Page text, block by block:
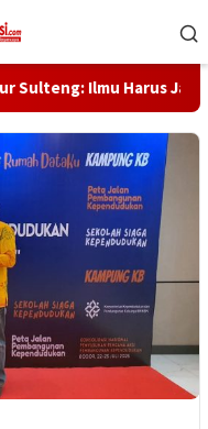
Ilmu Harus Jadi